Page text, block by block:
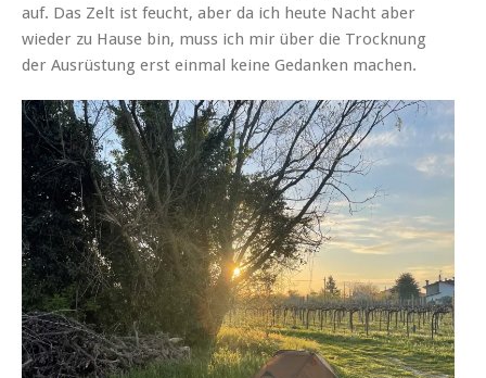
auf. Das Zelt ist feucht, aber da ich heute Nacht aber
wieder zu Hause bin, muss ich mir über die Trocknung
der Ausrüstung erst einmal keine Gedanken machen.